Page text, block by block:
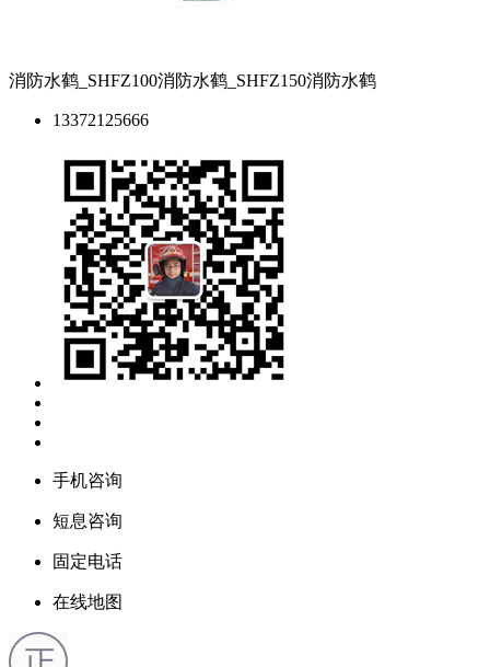
消防水鹤_SHFZ100消防水鹤_SHFZ150消防水鹤
13372125666
手机咨询
短息咨询
固定电话
在线地图